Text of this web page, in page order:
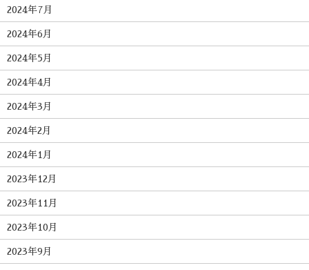
2024年7月
2024年6月
2024年5月
2024年4月
2024年3月
2024年2月
2024年1月
2023年12月
2023年11月
2023年10月
2023年9月